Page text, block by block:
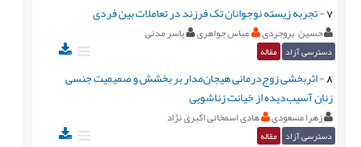
7
-تجربه زیسته نوجوانان تک فرزند در تعاملات بین فردی
حسین بروجردی عباس جواهری یاسر مدنی
دسترسی آزاد مقاله
8
-اثربخشی زوج‌درمانی هیجان‌مدار بر بخشش و صمیمیت جنسی
زنان آسیب‌دیده از خیانت زناشویی
زهرا مسعودی هادی اسمخانی اکبری نژاد
دسترسی آزاد مقاله